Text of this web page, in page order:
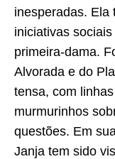
inesperadas. Ela
iniciativas
primeira-dama.
Alvorada e do
tensa, com
murmurinhos
questões. Em
Janja tem sido